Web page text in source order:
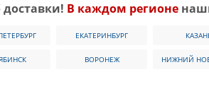
В каждом регионе
ЕКАТЕРИНБУРГ
ВОРОНЕЖ НИЖНИЙ